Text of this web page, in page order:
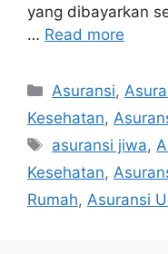
yang dibayarkan
… Read more
Categories
Asuransi,
Kesehatan,
Tags
asuransi jiwa,
Kesehatan,
Rumah, Asuransi